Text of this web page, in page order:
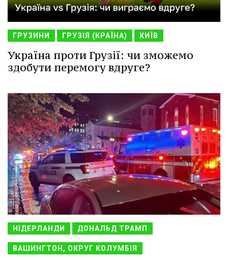
ГРУЗИНИ ГРУЗІЯ (КРАЇНА) КИЇВ
Україна проти Грузії: чи зможемо
здобути перемогу вдруге?
НІДЕРЛАНДИ ДОНАЛЬД ТРАМП
ВАШИНГТОН, ОКРУГ КОЛУМБІЯ